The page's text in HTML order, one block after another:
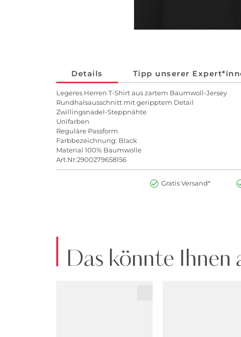
Details Tipp unserer
Legeres Herren T-Shirt aus zartem Baumwoll-Jersey
Rundhalsausschnitt mit geripptem Detail
Zwillingsnadel-Steppnähte
Unifarben
Reguläre Passform
Farbbezeichnung: Black
Material 100% Baumwolle
Art.Nr:2900279658156
Gratis Versand*
Das könnte Ihnen